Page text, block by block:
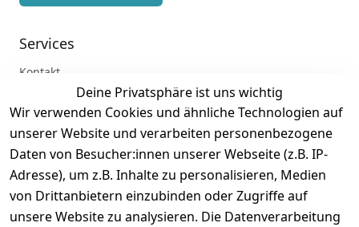
Deine Privatsphäre ist uns wichtig
Wir verwenden Cookies und ähnliche Technologien auf
unserer Website und verarbeiten personenbezogene
Daten von Besucher:innen unserer Webseite (z.B. IP-
Adresse), um z.B. Inhalte zu personalisieren, Medien
von Drittanbietern einzubinden oder Zugriffe auf
unsere Website zu analysieren. Die Datenverarbeitung
Services
Kontakt
Registrieren
Zahlung und Versand